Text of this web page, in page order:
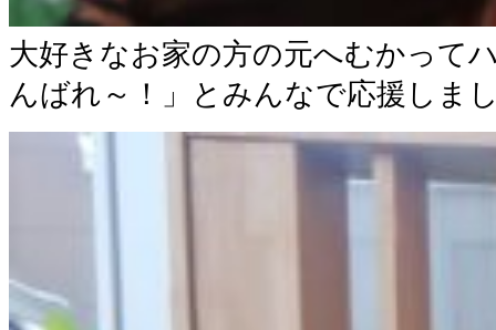
大好きなお家の方の元へむかって
んばれ～！」とみんなで応援しま